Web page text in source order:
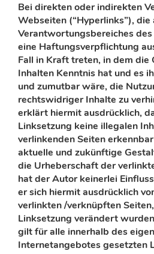
Bei direkten oder indirekten
Webseiten (“Hyperlinks”),
Verantwortungsbereiches
eine Haftungsverpflichtung
Fall in Kraft treten, in dem die
Inhalten Kenntnis hat und es
und zumutbar wäre, die
rechtswidriger Inhalte zu
erklärt hiermit ausdrücklich,
Linksetzung keine illegalen
verlinkenden Seiten
aktuelle und zukünftige
die Urheberschaft der
hat der Autor keinerlei
er sich hiermit ausdrücklich
verlinkten /verknüpften
Linksetzung verändert
gilt für alle innerhalb des
Internetangebotes gesetzten